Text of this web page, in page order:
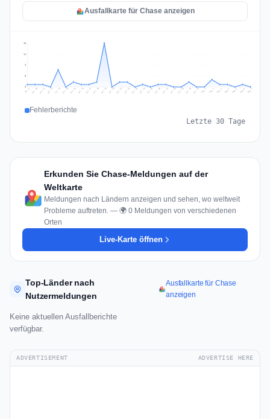
Ausfallkarte für Chase anzeigen
9
14
18
Jul 9 Jul 10 Jul 11 Jul 12 Jul 13 Jul 14 Jul 15 Jul 16 Jul 17 Jul 18 Jul 19 Jul 20 Jul 21 Jul 22 Jul 23 Jul 24 Jul 25 Jul 26 Jul 27 Jul 28 Jul 29 Jul 30 Jul 31 Aug 1 Aug 2 Aug 3 Aug 4 Aug 5 Aug 6 Aug 7
Fehlerberichte
Letzte 30 Tage
Erkunden Sie Chase-Meldungen auf der
Weltkarte
Meldungen nach Ländern anzeigen und sehen, wo weltweit
Probleme auftreten. — 🌍 0 Meldungen von verschiedenen
Orten
Live-Karte öffnen
Top-Länder nach
Nutzermeldungen
Ausfallkarte für Chase
anzeigen
Keine aktuellen Ausfallberichte
verfügbar.
ADVERTISEMENT ADVERTISE HERE